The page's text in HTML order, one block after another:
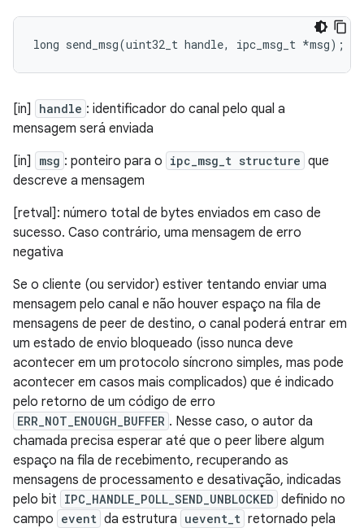
long send_msg(uint32_t handle, ipc_msg_t *msg);
[in] handle : identificador do canal pelo qual a
mensagem será enviada
[in]
msg : ponteiro para o ipc_msg_t structure que
descreve a mensagem
[retval]: número total de bytes enviados em caso de
sucesso. Caso contrário, uma mensagem de erro
negativa
Se o cliente (ou servidor) estiver tentando enviar uma
mensagem pelo canal e não houver espaço na fila de
mensagens de peer de destino, o canal poderá entrar em
um estado de envio bloqueado (isso nunca deve
acontecer em um protocolo síncrono simples, mas pode
acontecer em casos mais complicados) que é indicado
pelo retorno de um código de erro
ERR_NOT_ENOUGH_BUFFER . Nesse caso, o autor da
chamada precisa esperar até que o peer libere algum
espaço na fila de recebimento, recuperando as
mensagens de processamento e desativação, indicadas
pelo bit IPC_HANDLE_POLL_SEND_UNBLOCKED definido no
campo event da estrutura uevent_t retornado pela